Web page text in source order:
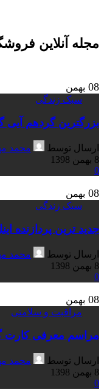
مجله آنلاین
08 بهمن
سبک زندگی
بزرگترین گردهم آیی
ارسال توسط
محمد
8 بهمن 1398
0
08 بهمن
سبک زندگی
جدید ترین پردازنده
ارسال توسط
محمد
8 بهمن 1398
0
08 بهمن
مراقبت و سلامتی
مراسم معرفی کارت
ارسال توسط
محمد
8 بهمن 1398
0